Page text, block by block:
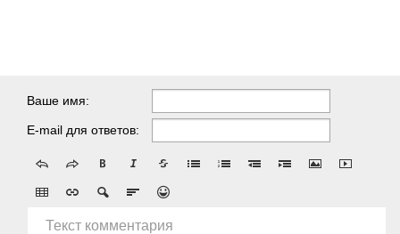
Ваше имя:
E-mail для ответов:
Текст комментария